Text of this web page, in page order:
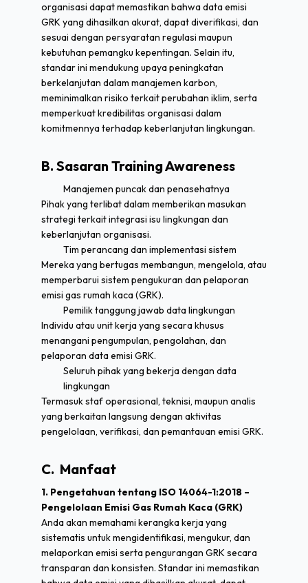
organisasi dapat memastikan bahwa data emisi
GRK yang dihasilkan akurat, dapat diverifikasi, dan
sesuai dengan persyaratan regulasi maupun
kebutuhan pemangku kepentingan. Selain itu,
standar ini mendukung upaya peningkatan
berkelanjutan dalam manajemen karbon,
meminimalkan risiko terkait perubahan iklim, serta
memperkuat kredibilitas organisasi dalam
komitmennya terhadap keberlanjutan lingkungan.
B. Sasaran Training Awareness
Manajemen puncak dan penasehatnya
Pihak yang terlibat dalam memberikan masukan
strategi terkait integrasi isu lingkungan dan
keberlanjutan organisasi.
Tim perancang dan implementasi sistem
Mereka yang bertugas membangun, mengelola, atau
memperbarui sistem pengukuran dan pelaporan
emisi gas rumah kaca (GRK).
Pemilik tanggung jawab data lingkungan
Individu atau unit kerja yang secara khusus
menangani pengumpulan, pengolahan, dan
pelaporan data emisi GRK.
Seluruh pihak yang bekerja dengan data
lingkungan
Termasuk staf operasional, teknisi, maupun analis
yang berkaitan langsung dengan aktivitas
pengelolaan, verifikasi, dan pemantauan emisi GRK.
C. Manfaat
1. Pengetahuan tentang ISO 14064-1:2018 –
Pengelolaan Emisi Gas Rumah Kaca (GRK)
Anda akan memahami kerangka kerja yang
sistematis untuk mengidentifikasi, mengukur, dan
melaporkan emisi serta pengurangan GRK secara
transparan dan konsisten. Standar ini memastikan